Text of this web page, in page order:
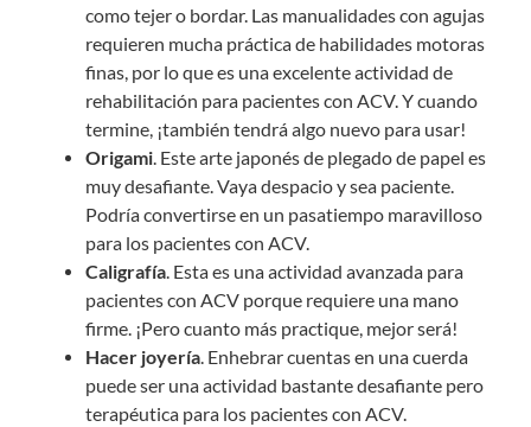
como tejer o bordar. Las manualidades con agujas
requieren mucha práctica de habilidades motoras
finas, por lo que es una excelente actividad de
rehabilitación para pacientes con ACV. Y cuando
termine, ¡también tendrá algo nuevo para usar!
Origami. Este arte japonés de plegado de papel es
muy desafiante. Vaya despacio y sea paciente.
Podría convertirse en un pasatiempo maravilloso
para los pacientes con ACV.
Caligrafía. Esta es una actividad avanzada para
pacientes con ACV porque requiere una mano
firme. ¡Pero cuanto más practique, mejor será!
Hacer joyería. Enhebrar cuentas en una cuerda
puede ser una actividad bastante desafiante pero
terapéutica para los pacientes con ACV.